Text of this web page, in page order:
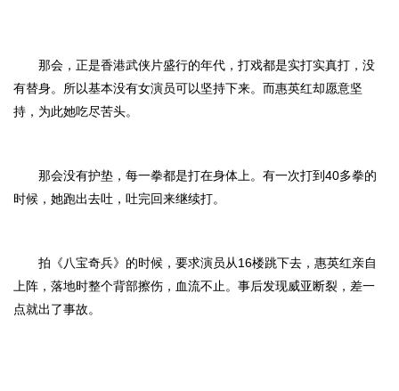
那会，正是香港武侠片盛行的年代，打戏都是实打实真打，没
有替身。所以基本没有女演员可以坚持下来。而惠英红却愿意坚
持，为此她吃尽苦头。
那会没有护垫，每一拳都是打在身体上。有一次打到40多拳的
时候，她跑出去吐，吐完回来继续打。
拍《八宝奇兵》的时候，要求演员从16楼跳下去，惠英红亲自
上阵，落地时整个背部擦伤，血流不止。事后发现威亚断裂，差一
点就出了事故。